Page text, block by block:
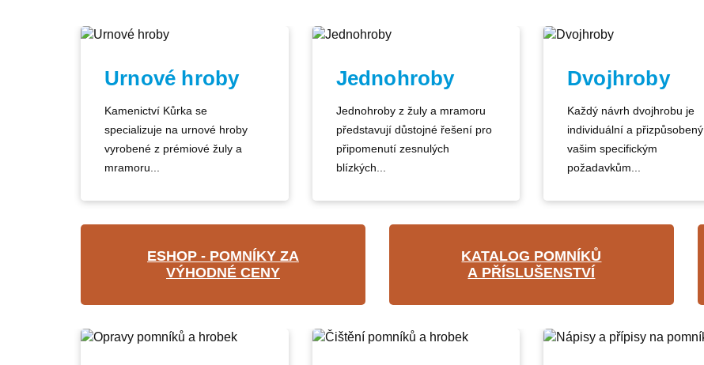
Urnové hroby
Kamenictví Kůrka se
specializuje na urnové hroby
vyrobené z prémiové žuly a
mramoru...
Jednohroby
Jednohroby z žuly a mramoru
představují důstojné řešení pro
připomenutí zesnulých
blízkých...
Dvojhroby
Každý návrh dvojhrobu je
individuální a přizpůsobený
vašim specifickým
požadavkům...
ESHOP - POMNÍKY ZA
VÝHODNÉ CENY
KATALOG POMNÍKŮ
A PŘÍSLUŠENSTVÍ